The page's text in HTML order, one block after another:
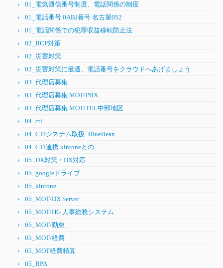
01_電気通信番号制度、電話関係の制度
01_電話番号 0ABJ番号 名古屋052
01_電話関係での犯罪収益移転防止法
02_BCP対策
02_災害対策
02_災害対策に最適、電話番号をクラウドへあげましょう
03_代理店募集
03_代理店募集 MOT/PBX
03_代理店募集 MOT/TEL中部地区
04_cti
04_CTIシステム取扱_BlueBean
04_CTI連携 kintoneとの
05_DX対策・DX対応
05_googleドライブ
05_kintone
05_MOT/DX Server
05_MOT/HG 人事総務システム
05_MOT/勤怠
05_MOT/経費
05_MOT経費精算
05_RPA